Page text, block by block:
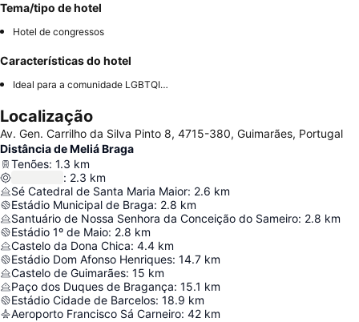
Tema/tipo de hotel
Hotel de congressos
Características do hotel
Ideal para a comunidade LGBTQIA+
Localização
Av. Gen. Carrilho da Silva Pinto 8, 4715-380, Guimarães, Portugal
Distância de Meliá Braga
Tenões: 1.3 km
: 2.3 km
Sé Catedral de Santa Maria Maior: 2.6 km
Estádio Municipal de Braga: 2.8 km
Santuário de Nossa Senhora da Conceição do Sameiro: 2.8 km
Estádio 1º de Maio: 2.8 km
Castelo da Dona Chica: 4.4 km
Estádio Dom Afonso Henriques: 14.7 km
Castelo de Guimarães: 15 km
Paço dos Duques de Bragança: 15.1 km
Estádio Cidade de Barcelos: 18.9 km
Aeroporto Francisco Sá Carneiro: 42 km